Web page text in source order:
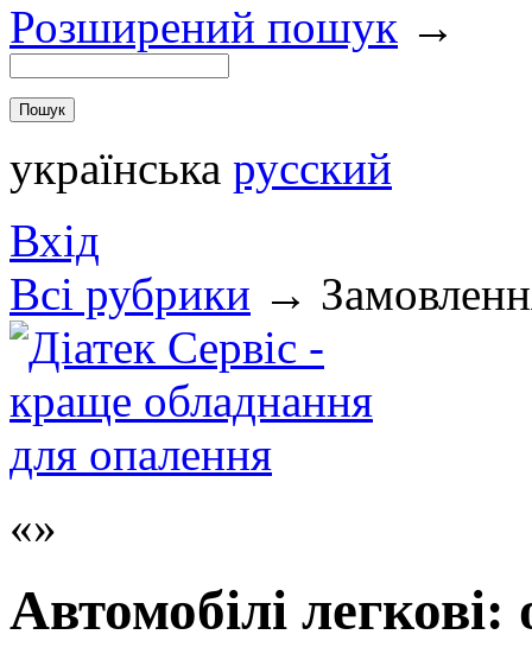
Розширений пошук →
українська русский
Вхід
Всi рубрики →
Автомобілі легкові: